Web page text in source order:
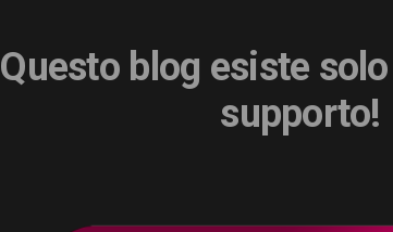
Questo blog esiste
supporto!